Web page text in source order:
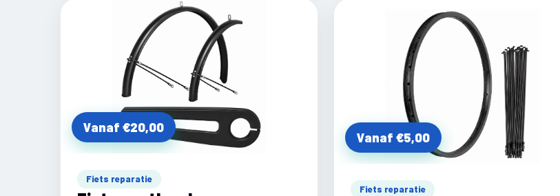
Vanaf €20,00
Fiets reparatie
Vanaf €5,00
Fiets reparatie